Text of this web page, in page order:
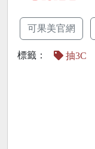
可果美官網
標籤： 抽3C